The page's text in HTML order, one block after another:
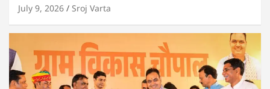
July 9, 2026 Sroj Varta